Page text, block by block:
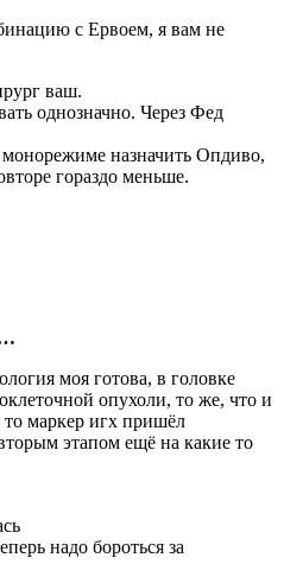
с Ервоем, я вам не
ваш.
однозначно. Через Фед
назначить Опдиво,
гораздо меньше.
…
моя готова, в головке
опухоли, то же, что и
маркер игх пришёл
этапом ещё на какие то
надо бороться за